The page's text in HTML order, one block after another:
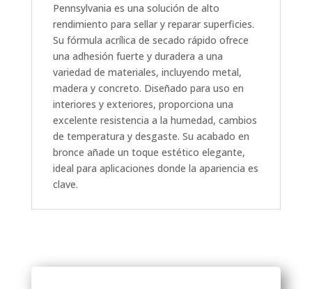
Pennsylvania es una solución de alto
rendimiento para sellar y reparar superficies.
Su fórmula acrílica de secado rápido ofrece
una adhesión fuerte y duradera a una
variedad de materiales, incluyendo metal,
madera y concreto. Diseñado para uso en
interiores y exteriores, proporciona una
excelente resistencia a la humedad, cambios
de temperatura y desgaste. Su acabado en
bronce añade un toque estético elegante,
ideal para aplicaciones donde la apariencia es
clave.